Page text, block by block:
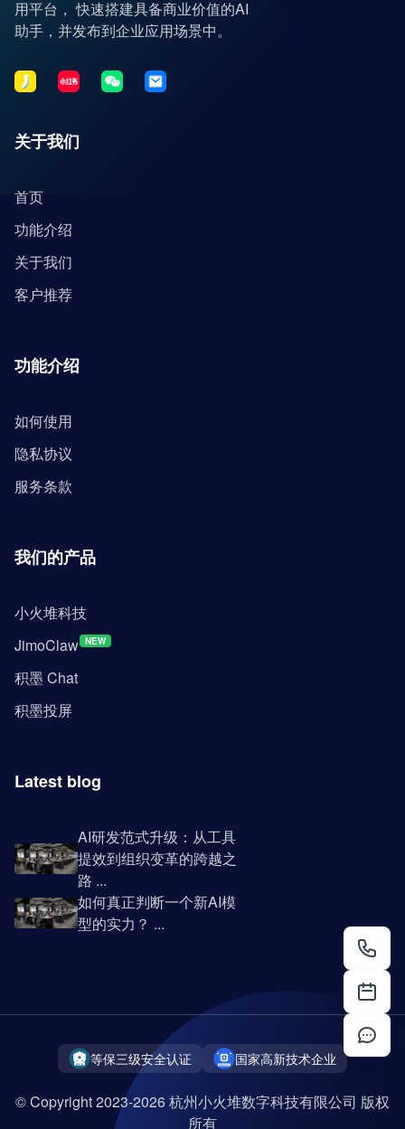
用平台， 快速搭建具备商业价值的AI
助手，并发布到企业应用场景中。
关于我们
首页
功能介绍
关于我们
客户推荐
功能介绍
如何使用
隐私协议
服务条款
我们的产品
小火堆科技
JimoClaw NEW
积墨 Chat
积墨投屏
Latest blog
AI研发范式升级：从工具
提效到组织变革的跨越之
路 ...
如何真正判断一个新AI模
型的实力？ ...
等保三级安全认证 国家高新技术企业
© Copyright 2023-2026 杭州小火堆数字科技有限公司 版权
所有